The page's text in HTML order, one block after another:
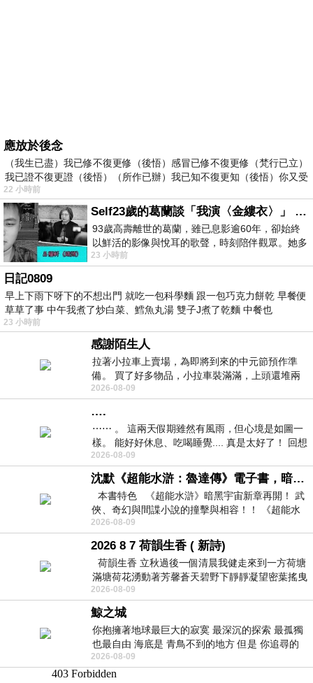
應放於後念
（我生已盡）我已修不復更修（後悟）感冒已修不復更修（梵行已立）
我已證不復更證（後悟）（所作已辦）我已知不復更知（後悟）你又受
22 小時前
Self23歲的葛蘭談「我演〈金縷衣〉」 #戀上老電影 #粟子 #葛蘭
93歲高壽離世的葛蘭，雖已息影逾60年，卻始終
以鮮活的影像與悅耳的歌聲，時刻陪伴觀眾。她多
才多藝、陽光開朗的形象，不僅保留在電影
23 小時前
日記0809
早上下雨下呀下的不想出門 就吃一包科學麵 跟一包巧克力餅乾 早餐便
草草了事 中午我煮了炒白菜、鱈魚丸湯 雙子J煮了乾麵 中餐也
23 小時前
感謝陌生人
拉著小拉車上賣場，為即將到來的中元節預作準
備。 買了好多物品，小拉車裝滿滿，上頭還堆兩
紙箱。 雖辛苦了點，這點程度我一個人搬
2026-08-09
….
⋯⋯ 。 這兩天假期雖然有風雨，但心境是如圖一
樣。 能好好休息、吃喝睡覺.... 真是太好了！ 回想
起來，以前根本就很難有這
2026-08-09
沈默《超能水滸：魯達傳》電子書，暗黑宇宙新章，一一五年八月璀璨上架！
本書特色 《超能水滸》暗黑宇宙新章再開！ 武
俠、奇幻與間諜小說的撞擊與相容！！ 《超能水
滸》系列第四部
2026-08-09
2026 8 7 荷韻生香 ( 新詩)
荷韻生香 立秋過後一個清晨我健走來到一方荷塘
滿塘荷花湧動著芳馨蒼天碧野下靜靜凝望密葉搖曳
幽泉中復有蛙鳴嘓嘓水波裡搖曳
2026-08-09
鯨之城
你抱擁著地球最巨大的寂寞 最深沉的探索 最孤獨
也最自由 海底是 青鳥不到的地方 但是 你追尋的
幸福 可以比珍珠更
2026-08-09